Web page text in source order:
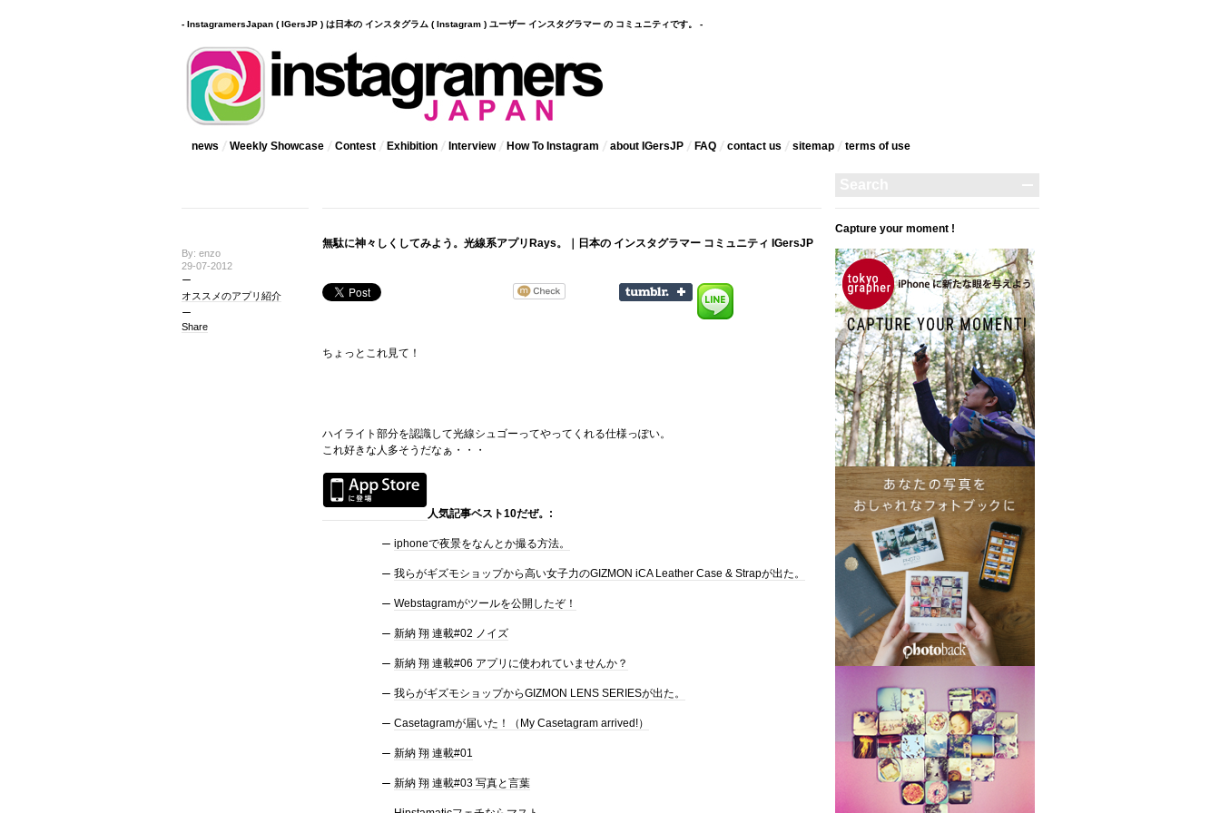
- InstagramersJapan ( IGersJP ) は日本の インスタグラム ( Instagram ) ユーザー インスタグラマー の コミュニティです。 -
news Weekly Showcase Contest Exhibition Interview How To Instagram about IGersJP FAQ contact us sitemap terms‎ of use
By: enzo
29-07-2012
オススメのアプリ紹介
Share
無駄に神々しくしてみよう。光線系アプリRays。｜日本の インスタグラマー コミュニティ IGersJP
ちょっとこれ見て！
ハイライト部分を認識して光線シュゴーってやってくれる仕様っぽい。
これ好きな人多そうだなぁ・・・
人気記事ベスト10だぜ。:
iphoneで夜景をなんとか撮る方法。
我らがギズモショップから高い女子力のGIZMON iCA Leather Case & Strapが出た。
Webstagramがツールを公開したぞ！
新納 翔 連載#02 ノイズ
新納 翔 連載#06 アプリに使われていませんか？
我らがギズモショップからGIZMON LENS SERIESが出た。
Casetagramが届いた！（My Casetagram arrived!）
新納 翔 連載#01
新納 翔 連載#03 写真と言葉
Capture your moment !